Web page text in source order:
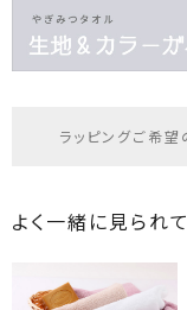
ラッピングご希望
よく一緒に見られ